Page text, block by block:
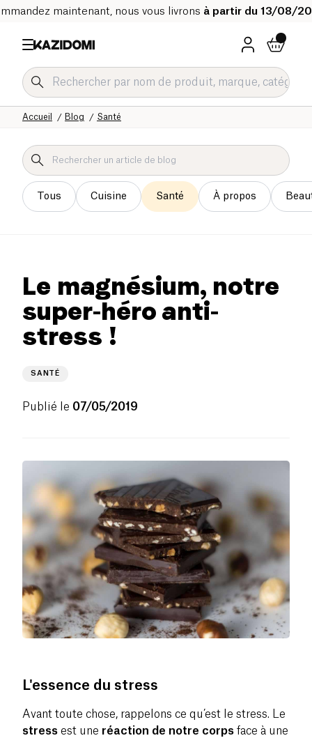
maintenant, nous vous livrons à partir du 13/08/
Santé
Blog
Accueil
Tous Cuisine Santé À propos
Le magnésium, notre
super-héro anti-
stress !
SANTÉ
Publié le 07/05/2019
L'essence du stress
Avant toute chose, rappelons ce qu’est le stress. Le
stress est une réaction de notre corps face à une